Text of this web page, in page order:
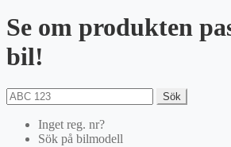
Se om produkten
bil!
Sök
Inget reg. nr?
Sök på bilmodell